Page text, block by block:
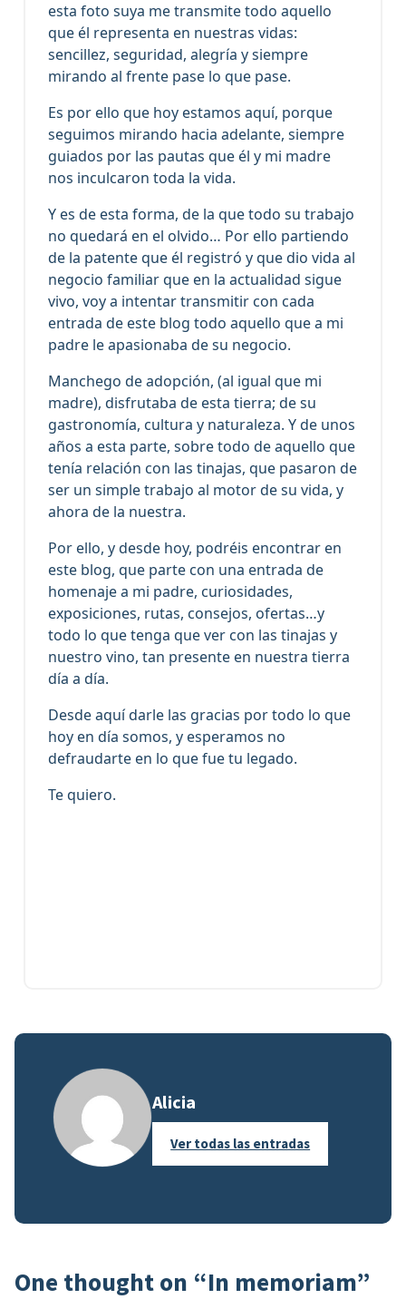
esta foto suya me transmite todo aquello
que él representa en nuestras vidas:
sencillez, seguridad, alegría y siempre
mirando al frente pase lo que pase.
Es por ello que hoy estamos aquí, porque
seguimos mirando hacia adelante, siempre
guiados por las pautas que él y mi madre
nos inculcaron toda la vida.
Y es de esta forma, de la que todo su trabajo
no quedará en el olvido… Por ello partiendo
de la patente que él registró y que dio vida al
negocio familiar que en la actualidad sigue
vivo, voy a intentar transmitir con cada
entrada de este blog todo aquello que a mi
padre le apasionaba de su negocio.
Manchego de adopción, (al igual que mi
madre), disfrutaba de esta tierra; de su
gastronomía, cultura y naturaleza. Y de unos
años a esta parte, sobre todo de aquello que
tenía relación con las tinajas, que pasaron de
ser un simple trabajo al motor de su vida, y
ahora de la nuestra.
Por ello, y desde hoy, podréis encontrar en
este blog, que parte con una entrada de
homenaje a mi padre, curiosidades,
exposiciones, rutas, consejos, ofertas…y
todo lo que tenga que ver con las tinajas y
nuestro vino, tan presente en nuestra tierra
día a día.
Desde aquí darle las gracias por todo lo que
hoy en día somos, y esperamos no
defraudarte en lo que fue tu legado.
Te quiero.
Alicia
Ver todas las entradas
One thought on “In memoriam”